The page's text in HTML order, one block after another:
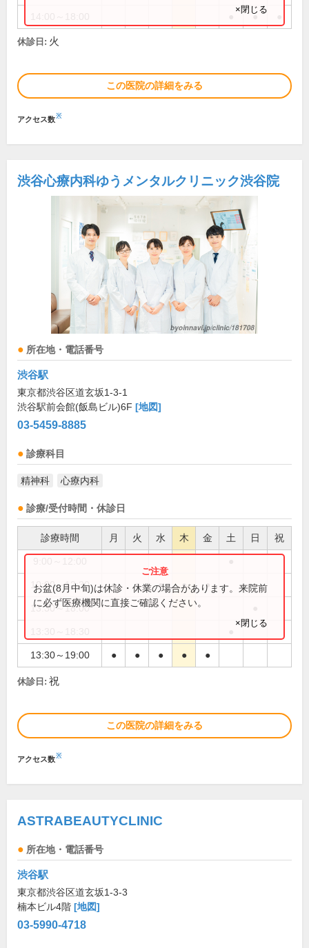
●
×閉じる
休診日: 火
この医院の詳細をみる
アクセス数※
渋谷心療内科ゆうメンタルクリニック渋谷院
所在地・電話番号
渋谷駅
東京都渋谷区道玄坂1-3-1
渋谷駅前会館(飯島ビル)6F [地図]
03-5459-8885
診療科目
精神科 心療内科
診療/受付時間・休診日
診療時間 月 火 水 木 金 土 日 祝
10:00～12:30 ● ● ● ● ● ●
13:30～18:00
13:30～19:00 ● ● ● ● ●
お盆(8月中旬)は休診・休業の場合があります。来院前
に必ず医療機関に直接ご確認ください。
×閉じる
休診日: 祝
この医院の詳細をみる
アクセス数※
ASTRABEAUTYCLINIC
所在地・電話番号
渋谷駅
東京都渋谷区道玄坂1-3-3
楠本ビル4階 [地図]
03-5990-4718